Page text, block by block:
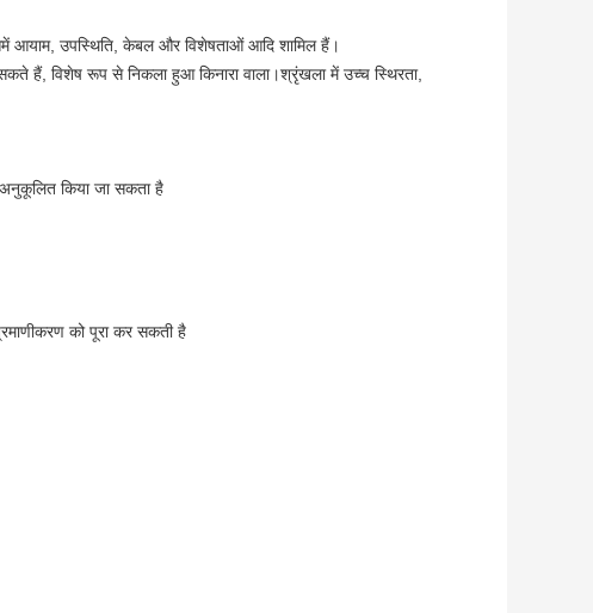
आयाम, उपस्थिति, केबल और विशेषताओं आदि शामिल हैं।
हैं, विशेष रूप से निकला हुआ किनारा वाला।श्रृंखला में उच्च स्थिरता,
किया जा सकता है
को पूरा कर सकती है